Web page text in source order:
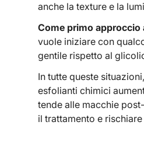
anche la texture e la
Come primo
vuole iniziare con
gentile rispetto al
In tutte queste
esfolianti chimici
tende alle macchie
il trattamento e